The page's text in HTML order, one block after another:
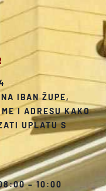
IBAN ŽUPE,
I ADRESU KAKO
UPLATU S
– 10:00